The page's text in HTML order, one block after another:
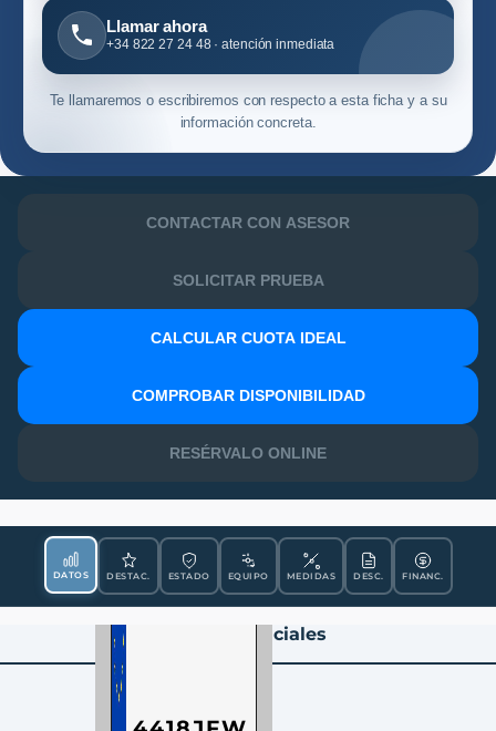
Llamar ahora
+34 822 27 24 48 · atención inmediata
Te llamaremos o escribiremos con respecto a esta ficha y a su
información concreta.
CONTACTAR CON ASESOR
SOLICITAR PRUEBA
CALCULAR CUOTA IDEAL
COMPROBAR DISPONIBILIDAD
RESÉRVALO ONLINE
DATOS DESTAC. ESTADO EQUIPO MEDIDAS DESC. FINANC.
Datos Esenciales